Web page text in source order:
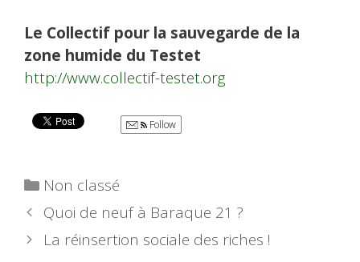
Le Collectif pour la sauvegarde de la
zone humide du Testet
http://www.collectif-testet.org
Follow
Catégories
Non classé
Quoi de neuf à Baraque 21 ?
La réinsertion sociale des riches !